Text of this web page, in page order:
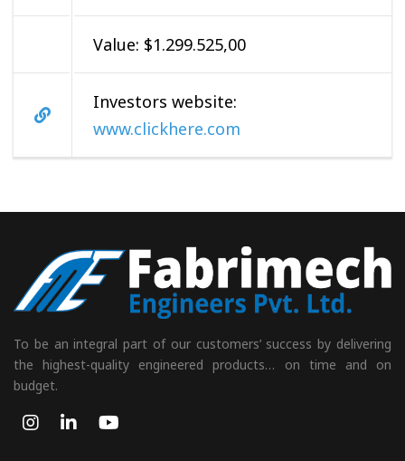
Value: $1.299.525,00
Investors website:
www.clickhere.com
To be an integral part of our customers’ success by delivering
the highest-quality engineered products… on time and on
budget.